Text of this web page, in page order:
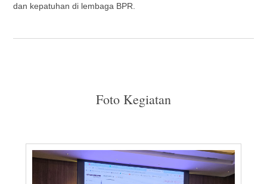
dan kepatuhan di lembaga BPR.
Foto Kegiatan